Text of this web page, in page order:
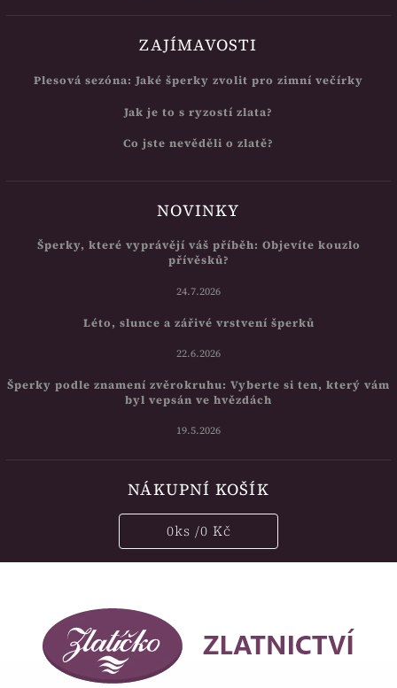
ZAJÍMAVOSTI
Plesová sezóna: Jaké šperky zvolit pro zimní večírky
Jak je to s ryzostí zlata?
Co jste nevěděli o zlatě?
NOVINKY
Šperky, které vyprávějí váš příběh: Objevíte kouzlo
přívěsků?
24.7.2026
Léto, slunce a zářivé vrstvení šperků
22.6.2026
Šperky podle znamení zvěrokruhu: Vyberte si ten, který vám
byl vepsán ve hvězdách
19.5.2026
NÁKUPNÍ KOŠÍK
0ks /0 Kč